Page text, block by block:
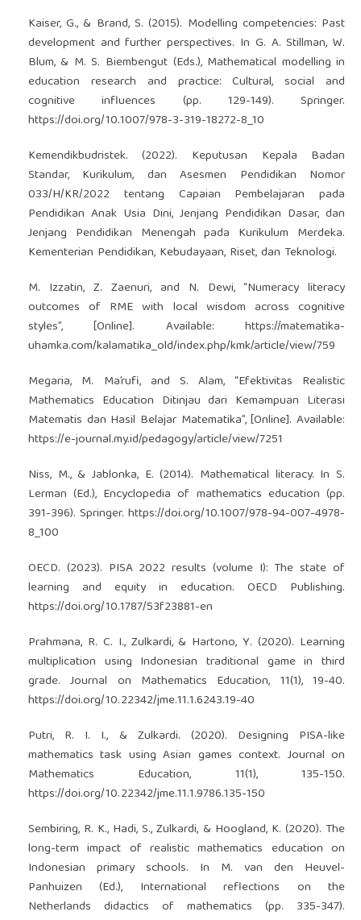
Kaiser, G., & Brand, S. (2015). Modelling competencies: Past
development and further perspectives. In G. A. Stillman, W.
Blum, & M. S. Biembengut (Eds.), Mathematical modelling in
education research and practice: Cultural, social and
cognitive influences (pp. 129-149). Springer.
https://doi.org/10.1007/978-3-319-18272-8_10
Kemendikbudristek. (2022). Keputusan Kepala Badan
Standar, Kurikulum, dan Asesmen Pendidikan Nomor
033/H/KR/2022 tentang Capaian Pembelajaran pada
Pendidikan Anak Usia Dini, Jenjang Pendidikan Dasar, dan
Jenjang Pendidikan Menengah pada Kurikulum Merdeka.
Kementerian Pendidikan, Kebudayaan, Riset, dan Teknologi.
M. Izzatin, Z. Zaenuri, and N. Dewi, “Numeracy literacy
outcomes of RME with local wisdom across cognitive
styles”, [Online]. Available:https://matematika-
uhamka.com/kalamatika_old/index.php/kmk/article/view/759
Megaria, M. Ma’rufi, and S. Alam, “Efektivitas Realistic
Mathematics Education Ditinjau dari Kemampuan Literasi
Matematis dan Hasil Belajar Matematika”, [Online]. Available:
https://e-journal.my.id/pedagogy/article/view/7251
Niss, M., & Jablonka, E. (2014). Mathematical literacy. In S.
Lerman (Ed.), Encyclopedia of mathematics education (pp.
391-396). Springer.https://doi.org/10.1007/978-94-007-4978-
8_100
OECD. (2023). PISA 2022 results (volume I): The state of
learning and equity in education. OECD Publishing.
https://doi.org/10.1787/53f23881-en
Prahmana, R. C. I., Zulkardi, & Hartono, Y. (2020). Learning
multiplication using Indonesian traditional game in third
grade. Journal on Mathematics Education, 11(1), 19-40.
https://doi.org/10.22342/jme.11.1.6243.19-40
Putri, R. I. I., & Zulkardi. (2020). Designing PISA-like
mathematics task using Asian games context. Journal on
Mathematics Education, 11(1), 135-150.
https://doi.org/10.22342/jme.11.1.9786.135-150
Sembiring, R. K., Hadi, S., Zulkardi, & Hoogland, K. (2020). The
long-term impact of realistic mathematics education on
Indonesian primary schools. In M. van den Heuvel-
Panhuizen (Ed.), International reflections on the
Netherlands didactics of mathematics (pp. 335-347).